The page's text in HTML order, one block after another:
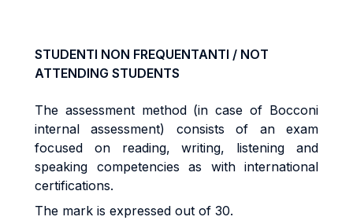
STUDENTI NON FREQUENTANTI / NOT
ATTENDING STUDENTS
The assessment method (in case of Bocconi
internal assessment) consists of an exam
focused on reading, writing, listening and
speaking competencies as with international
certifications.
The mark is expressed out of 30.